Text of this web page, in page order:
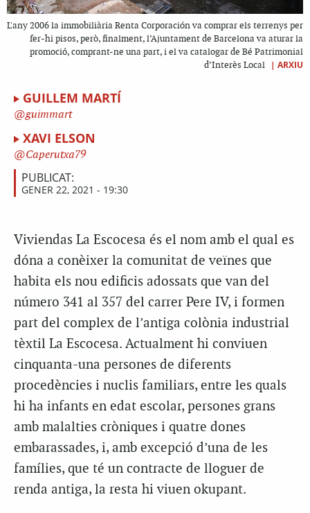
L'any 2006 la immobiliària Renta Corporación va comprar els terrenys per
fer-hi pisos, però, finalment, l’Ajuntament de Barcelona va aturar la
promoció, comprant-ne una part, i el va catalogar de Bé Patrimonial
d’Interès Local
| ARXIU
GUILLEM MARTÍ
guimmart
XAVI ELSON
Caperutxa79
PUBLICAT:
GENER 22, 2021 - 19:30
Viviendas La Escocesa és el nom amb el qual es
dóna a conèixer la comunitat de veïnes que
habita els nou edificis adossats que van del
número 341 al 357 del carrer Pere IV, i formen
part del complex de l’antiga colònia industrial
tèxtil La Escocesa. Actualment hi conviuen
cinquanta-una persones de diferents
procedències i nuclis familiars, entre les quals
hi ha infants en edat escolar, persones grans
amb malalties cròniques i quatre dones
embarassades, i, amb excepció d’una de les
famílies, que té un contracte de lloguer de
renda antiga, la resta hi viuen okupant.